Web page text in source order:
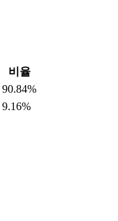
비율
90.84%
9.16%